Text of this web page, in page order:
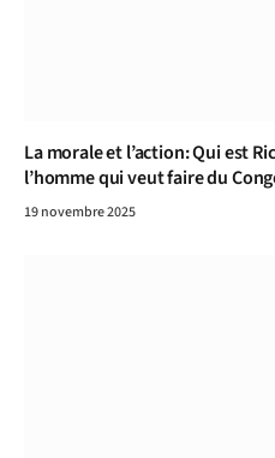
La morale et l’action: Qui est
l’homme qui veut faire du
19 novembre 2025